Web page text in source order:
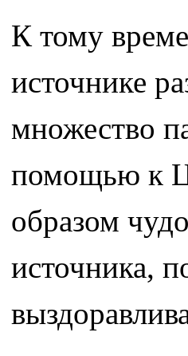
К тому
источнике
множество
помощью к
образом
источника,